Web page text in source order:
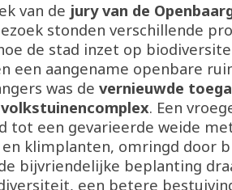
van de jury van de
stonden verschillende
de stad inzet op
een aangename openbare
was de vernieuwde
. Een
tot een gevarieerde weide
klimplanten, omringd door
bijvriendelijke beplanting
een betere